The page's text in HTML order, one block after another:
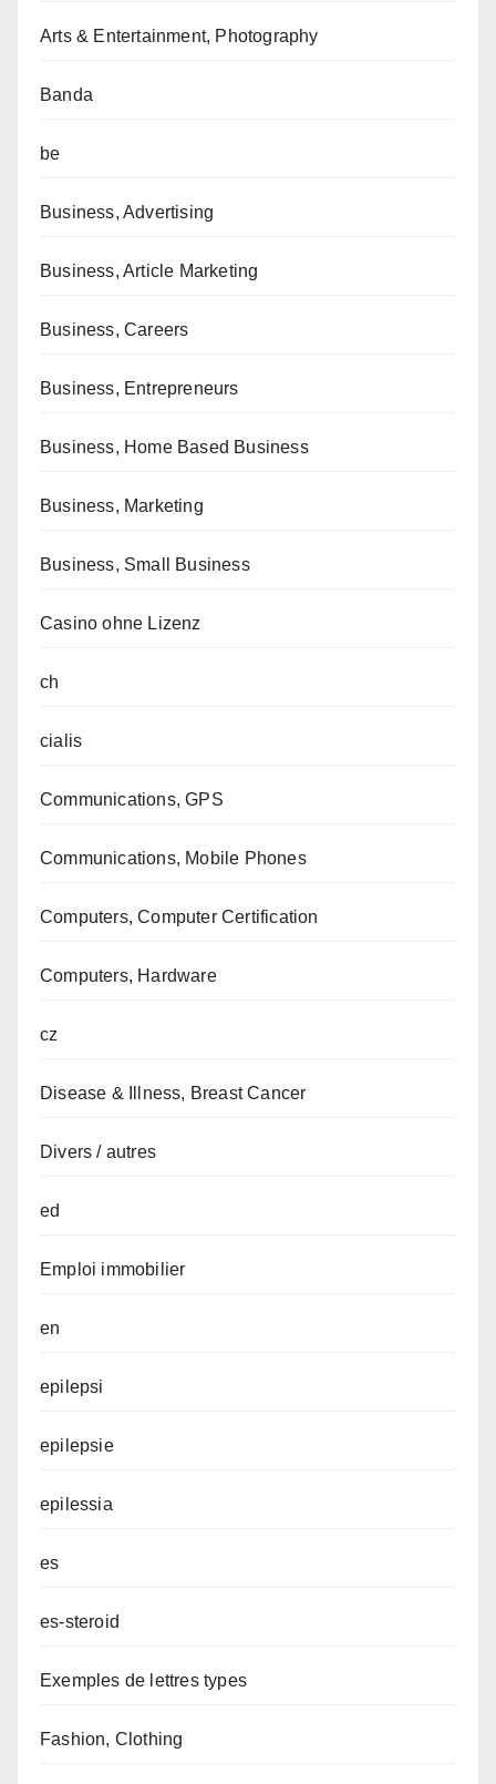
Arts & Entertainment, Photography
Banda
be
Business, Advertising
Business, Article Marketing
Business, Careers
Business, Entrepreneurs
Business, Home Based Business
Business, Marketing
Business, Small Business
Casino ohne Lizenz
ch
cialis
Communications, GPS
Communications, Mobile Phones
Computers, Computer Certification
Computers, Hardware
cz
Disease & Illness, Breast Cancer
Divers / autres
ed
Emploi immobilier
en
epilepsi
epilepsie
epilessia
es
es-steroid
Exemples de lettres types
Fashion, Clothing